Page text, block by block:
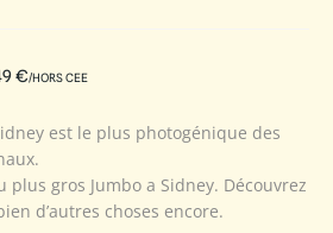
€/HORS CEE
est le plus photogénique des
plus gros Jumbo a Sidney. Découvrez
d’autres choses encore.